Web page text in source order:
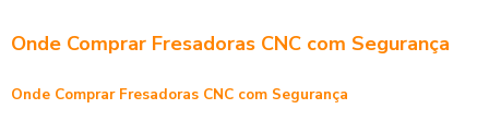
Onde Comprar Fresadoras CNC com Segurança
Onde Comprar Fresadoras CNC com Segurança